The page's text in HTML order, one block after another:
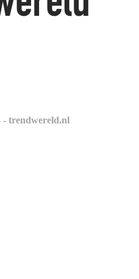
- trendwereld.nl